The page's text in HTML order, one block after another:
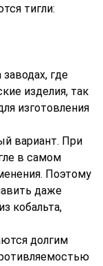
тигли:
где
изделия, так
изготовления
вариант. При
в самом
Поэтому
даже
кобальта,
долгим